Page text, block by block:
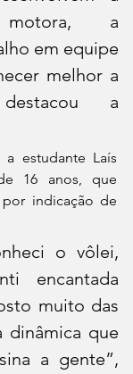
motora, a
em equipe
melhor a
destacou a
a estudante Laís
16 anos, que
indicação de
o vôlei,
encantada
muito das
dinâmica que
a gente”,